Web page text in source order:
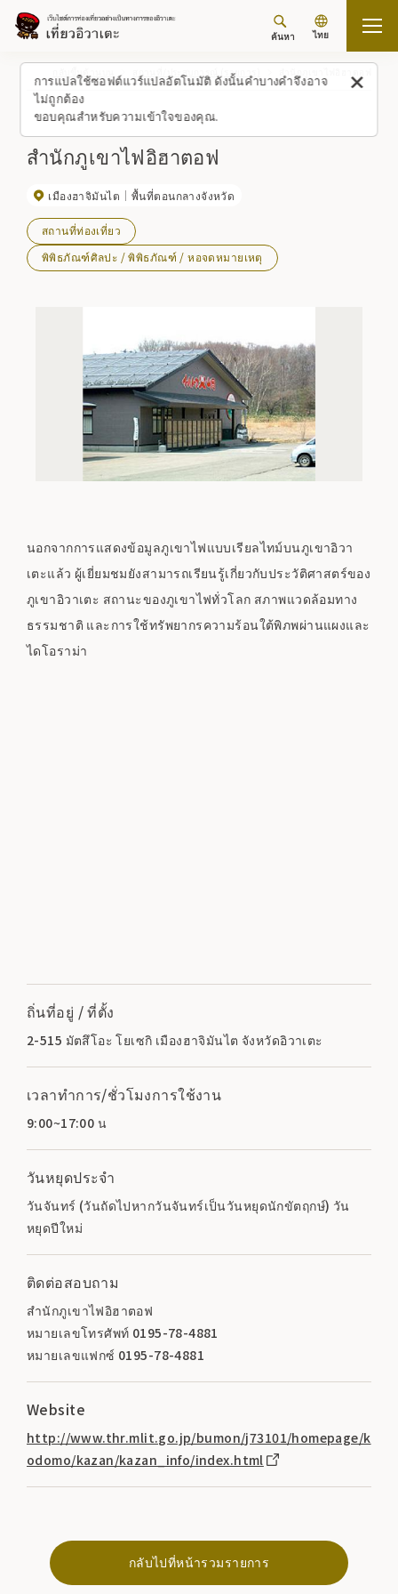
การแปลใช้ซอฟต์แวร์แปลอัตโนมัติ ดังนั้นคำบางคำจึงอาจ
ไม่ถูกต้อง
ขอบคุณสำหรับความเข้าใจของคุณ.
ค้นหา ไทย
กลับขึ้นด้านบน สถานที่/ประสบการณ์ (รายการ)
สำนักภูเขาไฟอิฮาตอฟ
เมืองฮาจิมันไต พื้นที่ตอนกลางจังหวัด
สถานที่ท่องเที่ยว
พิพิธภัณฑ์ศิลปะ / พิพิธภัณฑ์ / หอจดหมายเหตุ
นอกจากการแสดงข้อมูลภูเขาไฟแบบเรียลไทม์บนภูเขาอิวา
เตะแล้ว ผู้เยี่ยมชมยังสามารถเรียนรู้เกี่ยวกับประวัติศาสตร์ของ
ภูเขาอิวาเตะ สถานะของภูเขาไฟทั่วโลก สภาพแวดล้อมทาง
ธรรมชาติ และการใช้ทรัพยากรความร้อนใต้พิภพผ่านแผงและ
ไดโอราม่า
ถิ่นที่อยู่ / ที่ตั้ง
2-515 มัตสึโอะ โยเซกิ เมืองฮาจิมันไต จังหวัดอิวาเตะ
เวลาทำการ/ชั่วโมงการใช้งาน
9:00~17:00 น
วันหยุดประจำ
วันจันทร์ (วันถัดไปหากวันจันทร์เป็นวันหยุดนักขัตฤกษ์) วัน
หยุดปีใหม่
ติดต่อสอบถาม
สำนักภูเขาไฟอิฮาตอฟ
หมายเลขโทรศัพท์ 0195-78-4881
หมายเลขแฟกซ์ 0195-78-4881
Website
http://www.thr.mlit.go.jp/bumon/j73101/homepage/k
odomo/kazan/kazan_info/index.html
กลับไปที่หน้ารวมรายการ